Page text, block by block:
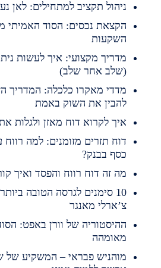
תקציב למתחילים: לאן נעלם
נכסים: הסוד האמיתי מאחורי
מקצועי: איך לעשות ניתוח עומק
אחר שלב)
מאקרו כלכלה: המדריך השלם
את השוק באמת
לקרוא דוח מאזן ולגלות את החוסן
תזרים מזומנים: למה רווח על
בבנק?
זה דוח רווח והפסד ואיך קוראים
10 סימנים לגרסה הטובה ביותר שלכם
מאנגר
של וורן באפט: הסודות של
פבראי – המשקיע של שיטת